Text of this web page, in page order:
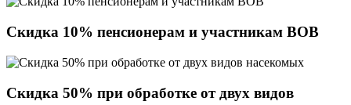
Скидка 10% пенсионерам и участникам ВОВ
Скидка 50% при обработке от двух видов